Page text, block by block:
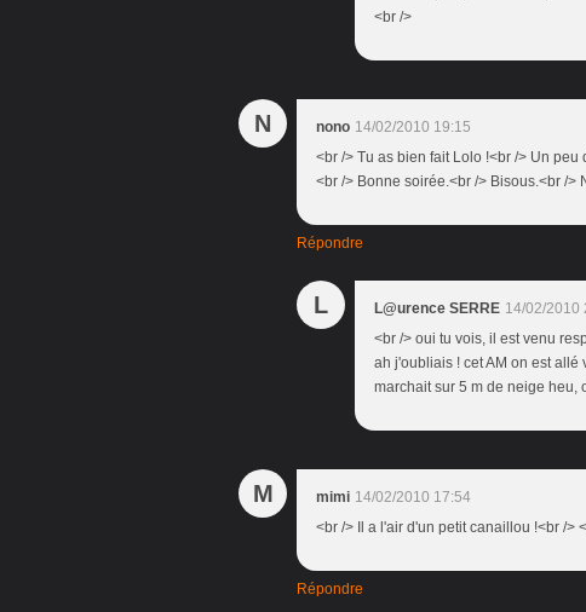
<br />
N nono 14/02/2010 19:15
<br /> Tu as bien fait Lolo !<br /> Un
<br /> Bonne soirée.<br /> Bisous.<br />
Répondre
L L@urence SERRE 14/02/2010
<br /> oui tu vois, il est venu
ah j'oubliais ! cet AM on est
marchait sur 5 m de neige heu,
M mimi 14/02/2010 17:54
<br /> Il a l'air d'un petit canaillou !<br />
Répondre